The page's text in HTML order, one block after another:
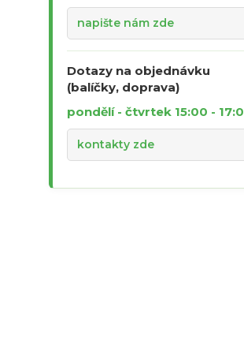
napište nám zde
Dotazy na objednávku
(balíčky, doprava)
pondělí - čtvrtek 15:00 -
kontakty zde